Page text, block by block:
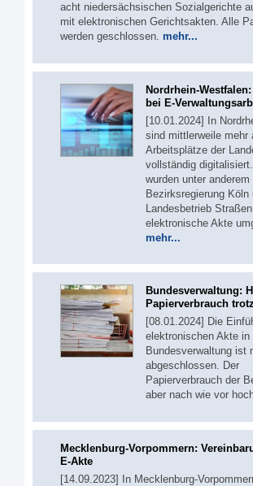
acht niedersächsischen Sozialgerichte
mit elektronischen Gerichtsakten. Alle
werden geschlossen. mehr...
Nordrhein-
bei E-
[10.01.2024] In
sind mittlerweile mehr
Arbeitsplätze der
vollständig
wurden unter anderem
Bezirksregierung Köln
Landesbetrieb
elektronische Akte
mehr...
Bundesverwaltung:
Papierverbrauch
[08.01.2024] Die
elektronischen Akte in
Bundesverwaltung ist
abgeschlossen. Der
Papierverbrauch der
aber nach wie vor
Mecklenburg-Vorpommern:
E-Akte
[14.09.2023] In Mecklenburg-